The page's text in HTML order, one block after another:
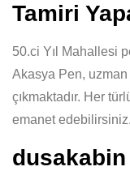
Tamiri
50.ci Yıl Mahallesi
Akasya Pen, uzman
çıkmaktadır. Her
emanet
dusakabin